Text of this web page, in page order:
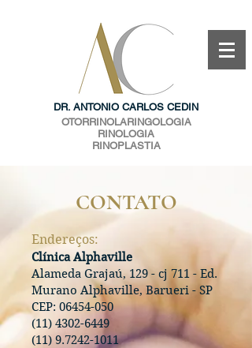
DR. ANTONIO CARLOS CEDIN
OTORRINOLARINGOLOGIA
RINOLOGIA
RINOPLASTIA
CONTATO
Endereços:
Clínica Alphaville
Alameda Grajaú, 129 - cj 711 - Ed.
Murano Alphaville, Barueri - SP
CEP: 06454-050
(11) 4302-6449
(11) 9.7242-1011